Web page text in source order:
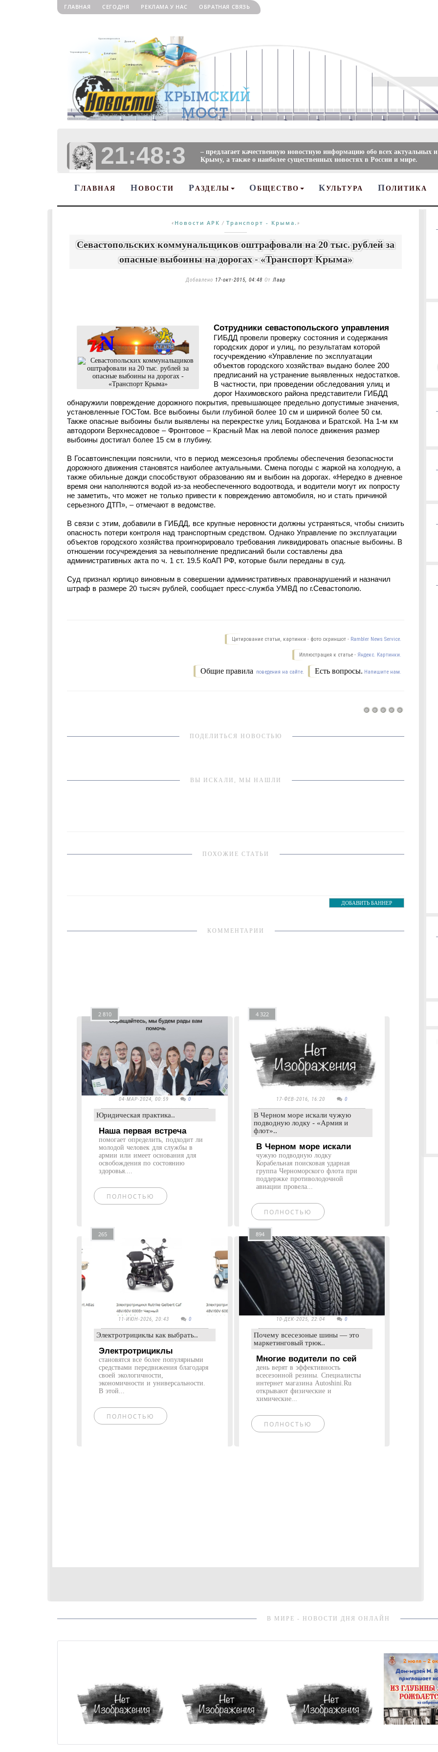
ГЛАВНАЯ СЕГОДНЯ РЕКЛАМА У НАС ОБРАТНАЯ СВЯЗЬ
21:48:4
– предлагает качественную новостную информацию обо всех актуальных
Крыму, а также о наиболее существенных новостях в России и мире.
ГЛАВНАЯ НОВОСТИ Р АЗДЕЛЫ О БЩЕСТВО КУЛЬТУРА ПОЛИТИКА
« Новости АРК / Транспорт - Крыма. »
Севастопольских коммунальщиков оштрафовали на 20 тыс. рублей за
опасные выбоины на дорогах - «Транспорт Крыма»
Добавлено 17-окт-2015, 04:48 ОтЛавр
Сотрудники севастопольского управления
ГИБДД провели проверку состояния и содержания
городских дорог и улиц, по результатам которой
госучреждению «Управление по эксплуатации
объектов городского хозяйства» выдано более 200
предписаний на устранение выявленных недостатков.
В частности, при проведении обследования улиц и
дорог Нахимовского района представители ГИБДД
обнаружили повреждение дорожного покрытия, превышающее предельно допустимые значения,
установленные ГОСТом. Все выбоины были глубиной более 10 см и шириной более 50 см.
Также опасные выбоины были выявлены на перекрестке улиц Богданова и Братской. На 1-м км
автодороги Верхнесадовое – Фронтовое – Красный Мак на левой полосе движения размер
выбоины достигал более 15 см в глубину.
В Госавтоинспекции пояснили, что в период межсезонья проблемы обеспечения безопасности
дорожного движения становятся наиболее актуальными. Смена погоды с жаркой на холодную, а
также обильные дожди способствуют образованию ям и выбоин на дорогах. «Нередко в дневное
время они наполняются водой из-за необеспеченного водоотвода, и водители могут их попросту
не заметить, что может не только привести к повреждению автомобиля, но и стать причиной
серьезного ДТП», – отмечают в ведомстве.
В связи с этим, добавили в ГИБДД, все крупные неровности должны устраняться, чтобы снизить
опасность потери контроля над транспортным средством. Однако Управление по эксплуатации
объектов городского хозяйства проигнорировало требования ликвидировать опасные выбоины. В
отношении госучреждения за невыполнение предписаний были составлены два
административных акта по ч. 1 ст. 19.5 КоАП РФ, которые были переданы в суд.
Суд признал юрлицо виновным в совершении административных правонарушений и назначил
штраф в размере 20 тысяч рублей, сообщает пресс-служба УМВД по г.Севастополю.
Цитирование статьи, картинки - фото скриншот - Rambler News Service.
Иллюстрация к статье - Яндекс. Картинки.
Есть вопросы. Напишите нам.
Общие правила поведения на сайте.
ПОДЕЛИТЬСЯ НОВОСТЬЮ
ВЫ ИСКАЛИ, МЫ НАШЛИ
ПОХОЖИЕ СТАТЬИ
ДОБАВИТЬ БАННЕР
КОММЕНТАРИИ
2 810
04-МАР-2024, 00:59 0
Юридическая практика..
Наша первая встреча
помогает определить, подходит ли
молодой человек для службы в
армии или имеет основания для
освобождения по состоянию
здоровья....
ПОЛНОСТЬЮ
4 322
17-ФЕВ-2016, 16:20 0
В Черном море искали чужую
подводную лодку - «Армия и
флот»..
В Черном море искали
чужую подводную лодку
Корабельная поисковая ударная
группа Черноморского флота при
поддержке противолодочной
авиации провела...
ПОЛНОСТЬЮ
265
11-ИЮН-2026, 20:43 0
Электротрициклы как выбрать..
Электротрициклы
становятся все более популярными
средствами передвижения благодаря
своей экологичности,
экономичности и универсальности.
В этой...
ПОЛНОСТЬЮ
894
10-ДЕК-2025, 22:04 0
Почему всесезоные шины — это
маркетинговый трюк..
Многие водители по сей
день верят в эффективность
всесезонной резины. Специалисты
интернет магазина Autoshini.Ru
открывают физические и
химические...
ПОЛНОСТЬЮ
В МИРЕ - НОВОСТИ ДНЯ ОНЛАЙН